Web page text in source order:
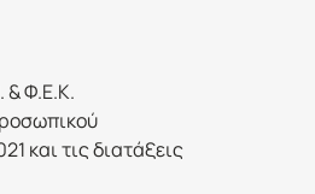
& Φ.Ε.Κ.
και τις διατάξεις